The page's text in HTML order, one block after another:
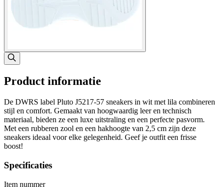
Product informatie
De DWRS label Pluto J5217-57 sneakers in wit met lila combineren
stijl en comfort. Gemaakt van hoogwaardig leer en technisch
materiaal, bieden ze een luxe uitstraling en een perfecte pasvorm.
Met een rubberen zool en een hakhoogte van 2,5 cm zijn deze
sneakers ideaal voor elke gelegenheid. Geef je outfit een frisse
boost!
Specificaties
Item nummer